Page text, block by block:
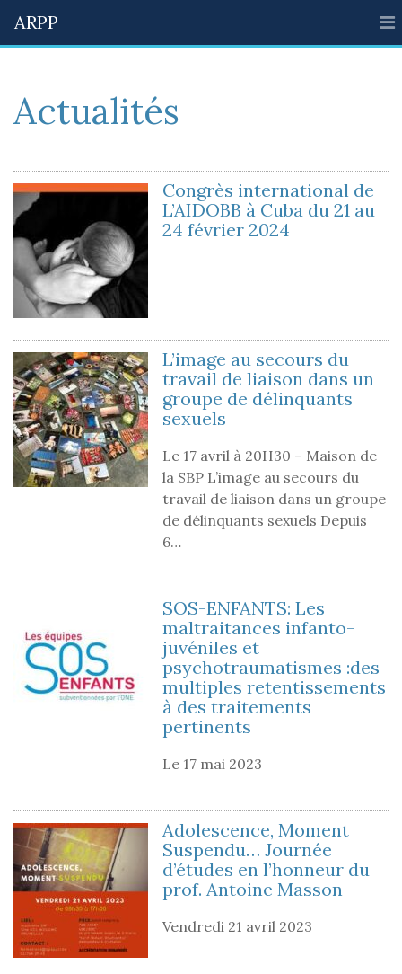
ARPP
Actualités
Congrès international de
L’AIDOBB à Cuba du 21 au
24 février 2024
L’image au secours du
travail de liaison dans un
groupe de délinquants
sexuels
Le 17 avril à 20H30 – Maison de
la SBP L’image au secours du
travail de liaison dans un groupe
de délinquants sexuels Depuis
6…
SOS-ENFANTS: Les
maltraitances infanto-
juvéniles et
psychotraumatismes :des
multiples retentissements
à des traitements
pertinents
Le 17 mai 2023
Adolescence, Moment
Suspendu… Journée
d’études en l’honneur du
prof. Antoine Masson
Vendredi 21 avril 2023